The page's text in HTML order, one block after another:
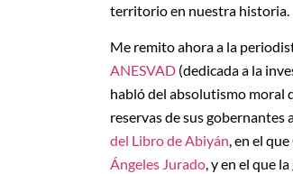
territorio en nuestra historia.
Me remito ahora a la
ANESVAD (dedicada a la
habló del absolutismo moral
reservas de sus gobernantes
del Libro de Abiyán, en el
Ángeles Jurado, y en el que